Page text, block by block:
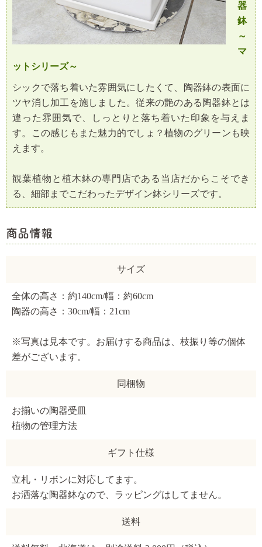
器
鉢
～
マ
ットシリーズ～
シックで落ち着いた雰囲気にしたくて、陶器鉢の表面に
ツヤ消し加工を施しました。従来の艶のある陶器鉢とは
違った雰囲気で、しっとりと落ち着いた印象を与えま
す。この感じもまた魅力的でしょ？植物のグリーンも映
えます。
観葉植物と植木鉢の専門店である当店だからこそでき
る、細部までこだわったデザイン鉢シリーズです。
商品情報
サイズ
全体の高さ：約140cm/幅：約60cm
陶器の高さ：30cm/幅：21cm
※写真は見本です。お届けする商品は、枝振り等の個体
差がございます。
同梱物
お揃いの陶器受皿
植物の管理方法
ギフト仕様
立札・リボンに対応してます。
お洒落な陶器鉢なので、ラッピングはしてません。
送料